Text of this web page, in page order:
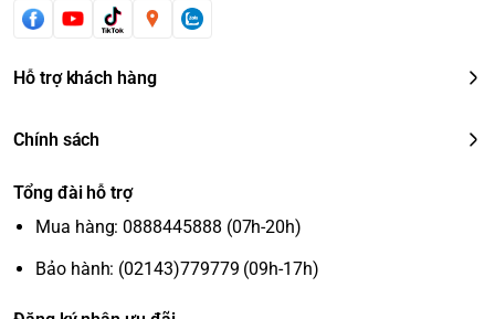
Hỗ trợ khách hàng
Chính sách
Tổng đài hỗ trợ
Mua hàng: 0888445888 (07h-20h)
Bảo hành: (02143)779779 (09h-17h)